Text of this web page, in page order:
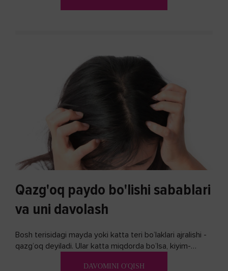
Qazg'oq paydo bo'lishi sabablari
va uni davolash
Bosh terisidagi mayda yoki katta teri bo’laklari ajralishi -
qazg’oq deyiladi. Ular katta miqdorda bo’lsa, kiyim-
DAVOMINI O'QISH